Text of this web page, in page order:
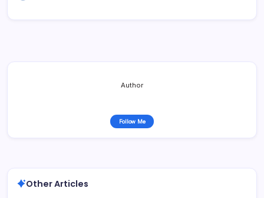
Author
Follow Me
Other Articles